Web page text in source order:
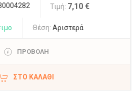
Τιμή: 7,10 €
Θέση: Αριστερά
ΠΡΟΒΟΛΗ
ΣΤΟ ΚΑΛΆΘΙ